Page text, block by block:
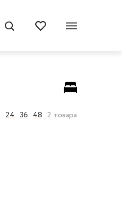
24 36 48 2 товара